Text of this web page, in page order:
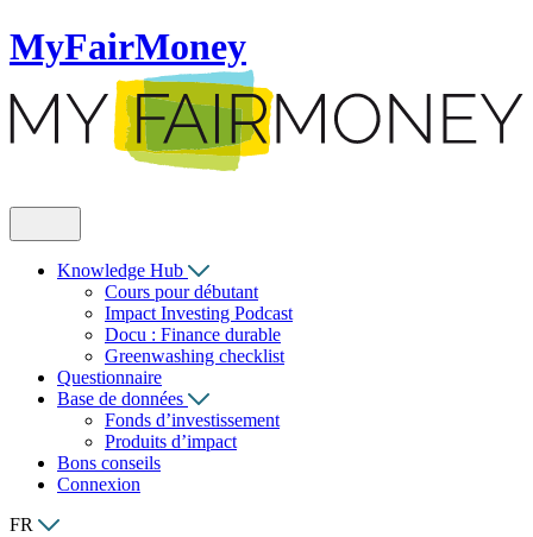
MyFairMoney
Knowledge Hub
Cours pour débutant
Impact Investing Podcast
Docu : Finance durable
Greenwashing checklist
Questionnaire
Base de données
Fonds d’investissement
Produits d’impact
Bons conseils
Connexion
FR